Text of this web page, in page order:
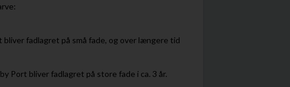
fadlagret på små fade, og over længere tid
Port bliver fadlagret på store fade i ca. 3 år.